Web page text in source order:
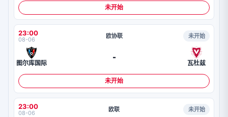
未开始
23:00
08-06 欧协联 未开始
图尔库国际
-
瓦杜兹
未开始
23:00
08-06 欧联 未开始